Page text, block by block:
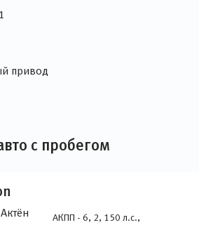
1
привод
с пробегом
АКПП - 6, 2, 150 л.с.,